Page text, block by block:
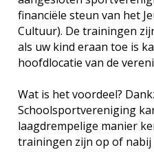
financiële steun van het
Cultuur). De trainingen
als uw kind eraan toe is
hoofdlocatie van de
Wat is het voordeel?
Schoolsportvereniging
laagdrempelige manier
trainingen zijn op of nabij